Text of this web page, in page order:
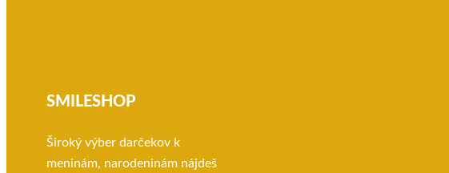
SMILESHOP
Široký výber darčekov k
meninám, narodeninám nájdeš